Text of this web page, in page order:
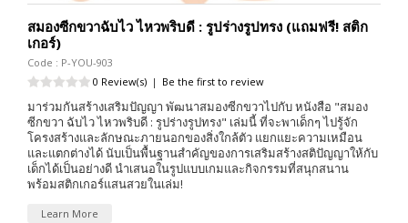
สมองซีกขวาฉับไว ไหวพริบดี : รูปร่างรูปทรง (แถมฟรี! สติก
เกอร์)
Code : P-YOU-903
0 Review(s) | Be the first to review
มาร่วมกันสร้างเสริมปัญญา พัฒนาสมองซีกขวาไปกับ หนังสือ "สมอง
ซีกขวา ฉับไว ไหวพริบดี : รูปร่างรูปทรง" เล่มนี้ ที่จะพาเด็กๆ ไปรู้จัก
โครงสร้างและลักษณะภายนอกของสิ่งใกล้ตัว แยกแยะความเหมือน
และแตกต่างได้ นับเป็นพื้นฐานสำคัญของการเสริมสร้างสติปัญญาให้กับ
เด็กได้เป็นอย่างดี นำเสนอในรูปแบบเกมและกิจกรรมที่สนุกสนาน
พร้อมสติกเกอร์แสนสวยในเล่ม!
Learn More